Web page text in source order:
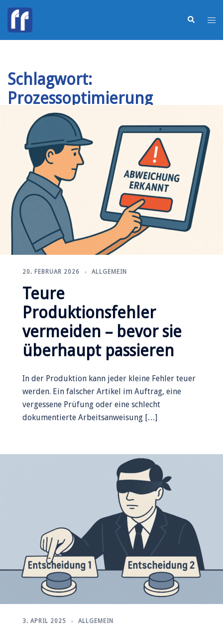
Schlagwort:
Prozessoptimierung
20. FEBRUAR 2026 ALLGEMEIN
Teure
Produktionsfehler
vermeiden – bevor sie
überhaupt passieren
In der Produktion kann jeder kleine Fehler teuer
werden. Ein falscher Artikel im Auftrag, eine
vergessene Prüfung oder eine schlecht
dokumentierte Arbeitsanweisung […]
3. APRIL 2025 ALLGEMEIN